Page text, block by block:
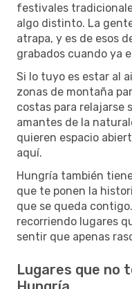
festivales
algo distinto. La
atrapa, y es de esos
grabados cuando ya
Si lo tuyo es estar al
zonas de montaña
costas para relajarse
amantes de la
quieren espacio
aquí.
Hungría también
que te ponen la
que se queda
recorriendo lugares
sentir que apenas
Lugares que no